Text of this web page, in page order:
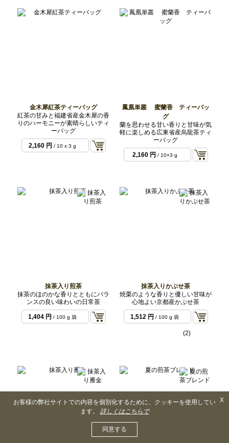
金木犀紅茶ティーバッグ
紅茶の甘みと福建省産金木犀の香
りのハーモニーが素晴らしいティ
ーバッグ
2,160 円 / 10 x 3 g
袋
鳳凰単叢 蜜蘭香 ティーバッ
グ
蘭を思わせる甘い香りと甘味が気
軽に楽しめる広東省産烏龍茶ティ
ーバッグ
2,160 円 / 10×3 g
袋
抹茶入り煎茶
抹茶のほのかな香りとともにバラ
ンスの良い味わいの日常茶
1,404 円 / 100 g 袋
抹茶入りかぶせ茶
焼栗のような香りと優しい甘味が
心地よい京都産かぶせ茶
1,512 円 / 100 g 袋
(2)
X
お客様の弊社サイトでの内容を個別化するために、クッキーを使用してい
ます。 詳しくはこちらで
同意する